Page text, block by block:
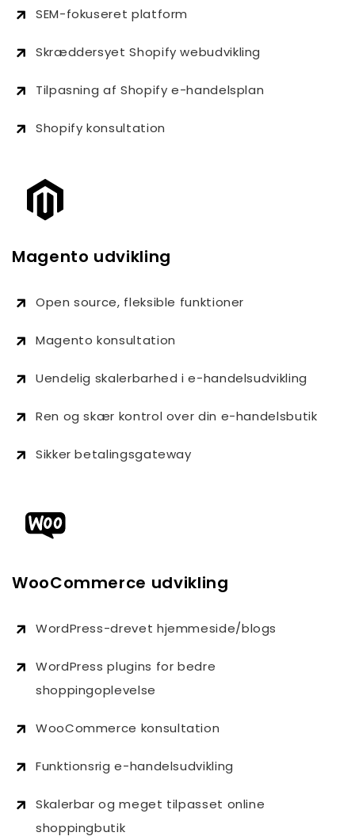
SEM-fokuseret platform
Skræddersyet Shopify webudvikling
Tilpasning af Shopify e-handelsplan
Shopify konsultation
Magento udvikling
Open source, fleksible funktioner
Magento konsultation
Uendelig skalerbarhed i e-handelsudvikling
Ren og skær kontrol over din e-handelsbutik
Sikker betalingsgateway
WooCommerce udvikling
WordPress-drevet hjemmeside/blogs
WordPress plugins for bedre
shoppingoplevelse
WooCommerce konsultation
Funktionsrig e-handelsudvikling
Skalerbar og meget tilpasset online
shoppingbutik